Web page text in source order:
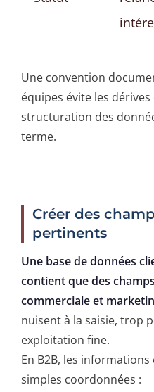
Une convention
équipes évite les
structuration des
terme.
Créer des
pertinents
Une base de données
contient que des
commerciale et
nuisent à la saisie, trop
exploitation fine.
En B2B, les
simples coordonnées :